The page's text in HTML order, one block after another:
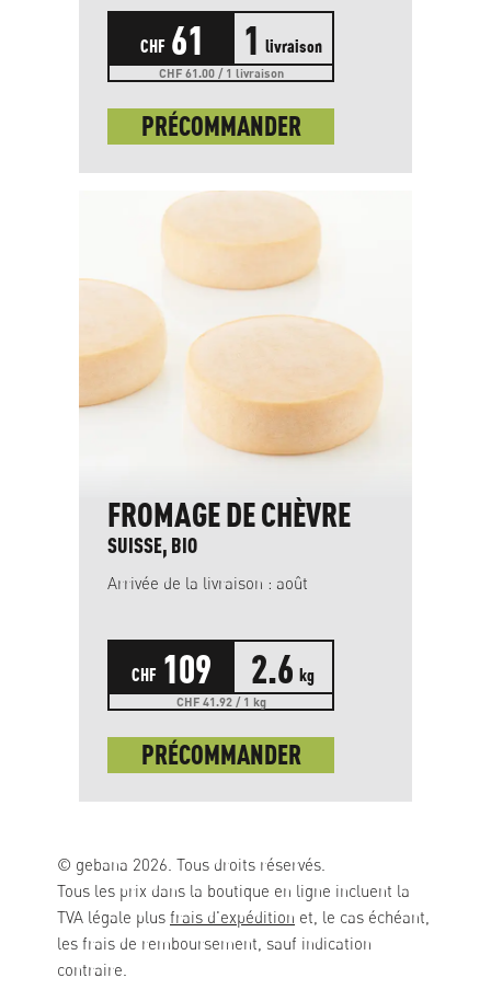
CHF 61 1 livraison
CHF 61.00 / 1 livraison
PRÉCOMMANDER
FROMAGE DE CHÈVRE
SUISSE, BIO
Arrivée de la livraison : août
CHF 109 2.6 kg
CHF 41.92 / 1 kg
PRÉCOMMANDER
© gebana 2026. Tous droits réservés.
Tous les prix dans la boutique en ligne incluent la
TVA légale plus frais d'expédition et, le cas échéant,
les frais de remboursement, sauf indication
contraire.